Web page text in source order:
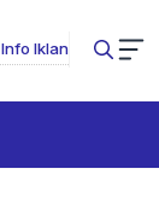
Info Iklan